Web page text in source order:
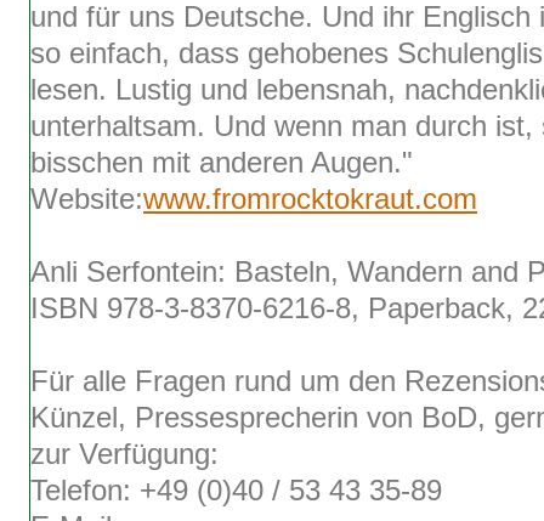
und für uns Deutsche. Und ihr
so einfach, dass gehobenes
lesen. Lustig und lebensnah,
unterhaltsam. Und wenn man durch
bisschen mit anderen Augen."
Website:www.fromrocktokraut.com
Anli Serfontein: Basteln, Wandern and
ISBN 978-3-8370-6216-8, Paperback,
Für alle Fragen rund um den
Künzel, Pressesprecherin von BoD,
zur Verfügung:
Telefon: +49 (0)40 / 53 43 35-89